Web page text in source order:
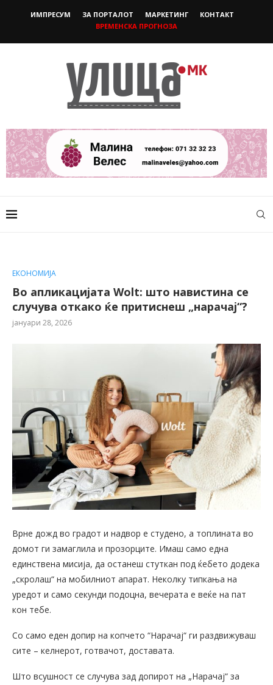
ИМПРЕСУМ ЗА ПОРТАЛОТ МАРКЕТИНГ
КОНТАКТ
ВРЕМЕНСКА ПРОГНОЗА
ЕКОНОМИЈА
Во апликацијата Wolt: што навистина се
случува откако ќе притиснеш „нарачај“?
јануари 28, 2026
Врне дожд во градот и надвор е студено, а топлината во
домот ги замаглила и прозорците. Имаш само една
единствена мисија, да останеш стуткан под ќебето додека
„скролаш“ на мобилниот апарат. Неколку типкања на
уредот и само секунди подоцна, вечерата е веќе на пат
кон тебе.
Со само еден допир на копчето “Нарачај“ ги раздвижуваш
сите – келнерот, готвачот, доставата.
Што всушност се случува зад допирот на „Нарачај“ за